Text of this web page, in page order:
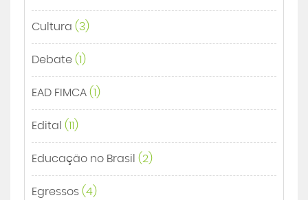
Cultura (3)
Debate (1)
EAD FIMCA (1)
Edital (11)
Educação no Brasil (2)
Egressos (4)